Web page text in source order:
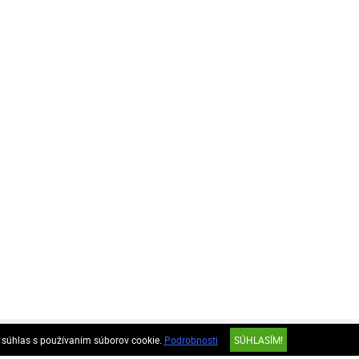
podmienky
Zásady ochrany osobných údajov
(GDPR)
s používaním súborov cookie. Podrobnosti SÚHLASÍM!